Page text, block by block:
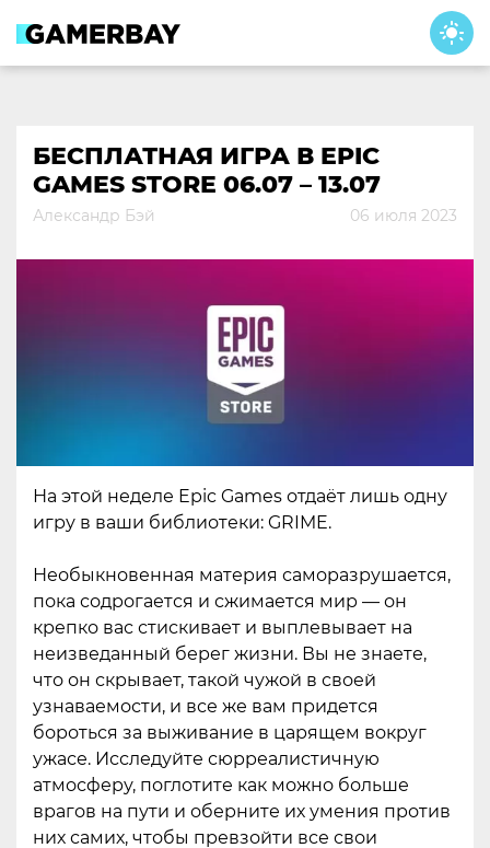
content
БЕСПЛАТНАЯ ИГРА В EPIC
GAMES STORE 06.07 – 13.07
Александр Бэй 06 июля 2023
На этой неделе Epic Games отдаёт лишь одну
игру в ваши библиотеки: GRIME.
Необыкновенная материя саморазрушается,
пока содрогается и сжимается мир — он
крепко вас стискивает и выплевывает на
неизведанный берег жизни. Вы не знаете,
что он скрывает, такой чужой в своей
узнаваемости, и все же вам придется
бороться за выживание в царящем вокруг
ужасе. Исследуйте сюрреалистичную
атмосферу, поглотите как можно больше
врагов на пути и оберните их умения против
них самих, чтобы превзойти все свои